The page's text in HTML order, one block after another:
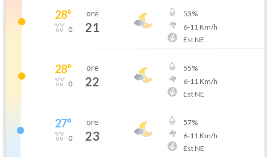
28°
0
ore
21
53%
6-11 Km/h
Est NE
28°
0
ore
22
55%
6-11 Km/h
Est NE
27°
0
ore
23
57%
6-11 Km/h
Est NE